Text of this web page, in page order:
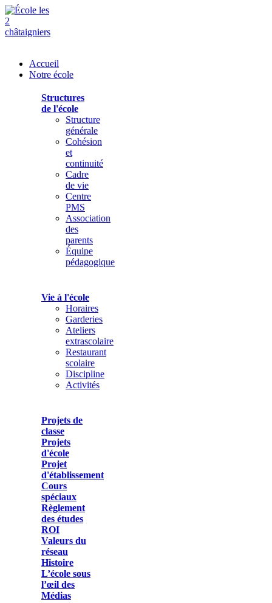
Accueil
Notre école
Structures
de l'école
Structure
générale
Cohésion
et
continuité
Cadre
de vie
Centre
PMS
Association
des
parents
Équipe
pédagogique
Vie à l'école
Horaires
Garderies
Ateliers
extrascolaire
Restaurant
scolaire
Discipline
Activités
Projets de
classe
Projets
d'école
Projet
d'établissement
Cours
spéciaux
Règlement
des études
ROI
Valeurs du
réseau
Histoire
L’école sous
l’œil des
Médias